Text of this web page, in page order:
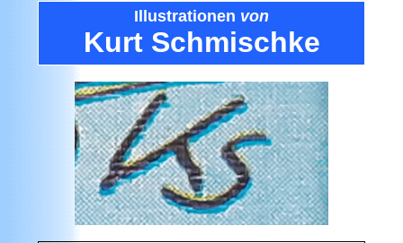
Illustrationen von
Kurt Schmischke